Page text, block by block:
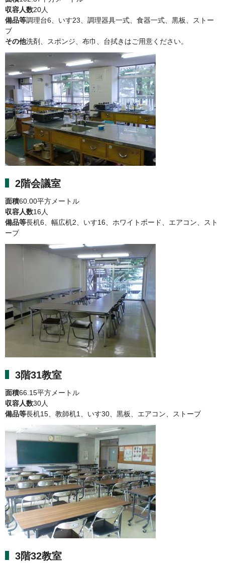
収容人数20人
備品等調理台6、いす23、調理器具一式、食器一式、黒板、ストー
ブ
その他洗剤、スポンジ、布巾、台拭きはご用意ください。
2階会議室
面積60.00平方メートル
収容人数16人
備品等長机6、幅広机2、いす16、ホワイトボード、エアコン、スト
ーブ
3階31教室
面積66.15平方メートル
収容人数30人
備品等長机15、教師机1、いす30、黒板、エアコン、ストーブ
3階32教室